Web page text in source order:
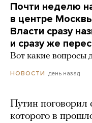
Почти неделю
в центре
Власти сразу
и сразу же
Вот какие вопросы
НОВОСТИ день назад
Путин
которого в